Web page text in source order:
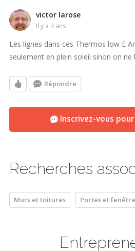
victor larose
il y a 3 ans
Les lignes dans ces Thermos low E
seulement en plein soleil sinon on ne
Répondre
Inscrivez-vous
Recherches
Murs et toitures Portes et